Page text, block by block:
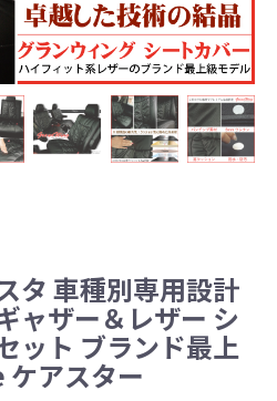
タ 車種別専用設計
ャザー＆レザー シ
ット ブランド最上
アスター